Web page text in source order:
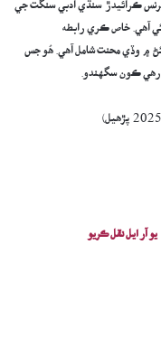
ڪرائيدڙ سنڌي ادبي سنگت جي
آھي. خاص ڪري رابطه
۾ وڏي محنت شامل آھي. ھُو جس
رھي ڪون سگهندو.
يو آر ايل نقل ڪريو